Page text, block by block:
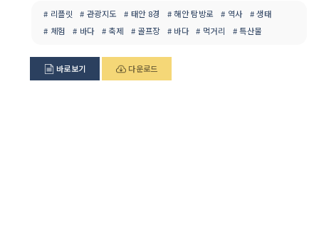
# 리플릿 # 관광지도 # 태안 8경 # 해안 탐방로 # 역사
# 생태
# 체험
# 바다 # 축제 # 골프장 # 바다 # 먹거리 # 특산물
바로보기 다운로드